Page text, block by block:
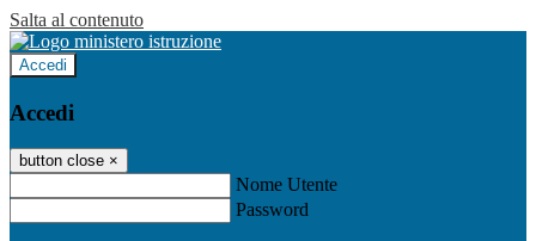
Salta al contenuto
Accedi
Accedi
button close ×
Nome Utente
Password